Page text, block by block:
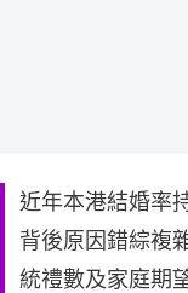
近年本港結婚率
背後原因錯綜複
統禮數及家庭期